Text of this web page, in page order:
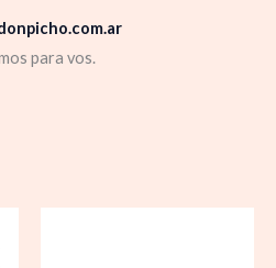
para vos.